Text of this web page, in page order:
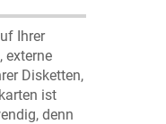
Ihrer
externe
Disketten,
ist
denn